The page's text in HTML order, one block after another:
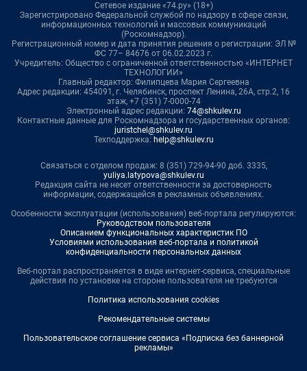
Сетевое издание «74.ру» (18+)
Зарегистрировано Федеральной службой по надзору в сфере связи,
информационных технологий и массовых коммуникаций
(Роскомнадзор).
Регистрационный номер и дата принятия решения о регистрации: ЭЛ №
ФС 77– 84676 от 06.02.2023 г.
Учредитель: Общество с ограниченной ответственностью «ИНТЕРНЕТ
ТЕХНОЛОГИИ»
Главный редактор: Филипцева Мария Сергеевна
Адрес редакции: 454091, г. Челябинск, проспект Ленина, 26А, стр.2, 16
этаж, +7 (351) 7-0000-74
Электронный адрес редакции: 74@shkulev.ru
Контактные данные для Роскомнадзора и государственных органов:
juristchel@shkulev.ru
Техподдержка: help@shkulev.ru
Связаться с отделом продаж: 8 (351) 729-94-90 доб. 3335,
yuliya.latypova@shkulev.ru
Редакция сайта не несет ответственности за достоверность
информации, содержащейся в рекламных объявлениях.
Особенности эксплуатации (использования) веб-портала регулируются:
Руководством пользователя
Описанием функциональных характеристик ПО
Условиями использования веб-портала и политикой
конфиденциальности персональных данных
Веб-портал распространяется в виде интернет-сервиса, специальные
действия по установке на стороне пользователя не требуются
Политика использования cookies
Рекомендательные системы
Пользовательское соглашение сервиса «Подписка без баннерной
рекламы»